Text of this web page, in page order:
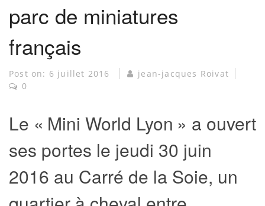
parc de miniatures
français
Post on: 6 juillet 2016
jean-jacques Roivat
0
Le « Mini World Lyon » a ouvert
ses portes le jeudi 30 juin
2016 au Carré de la Soie, un